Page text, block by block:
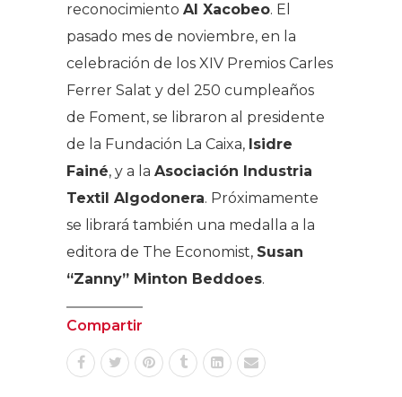
reconocimiento Al Xacobeo. El
pasado mes de noviembre, en la
celebración de los XIV Premios Carles
Ferrer Salat y del 250 cumpleaños
de Foment, se libraron al presidente
de la Fundación La Caixa, Isidre
Fainé, y a la Asociación Industria
Textil Algodonera. Próximamente
se librará también una medalla a la
editora de The Economist, Susan
“Zanny” Minton Beddoes.
Compartir